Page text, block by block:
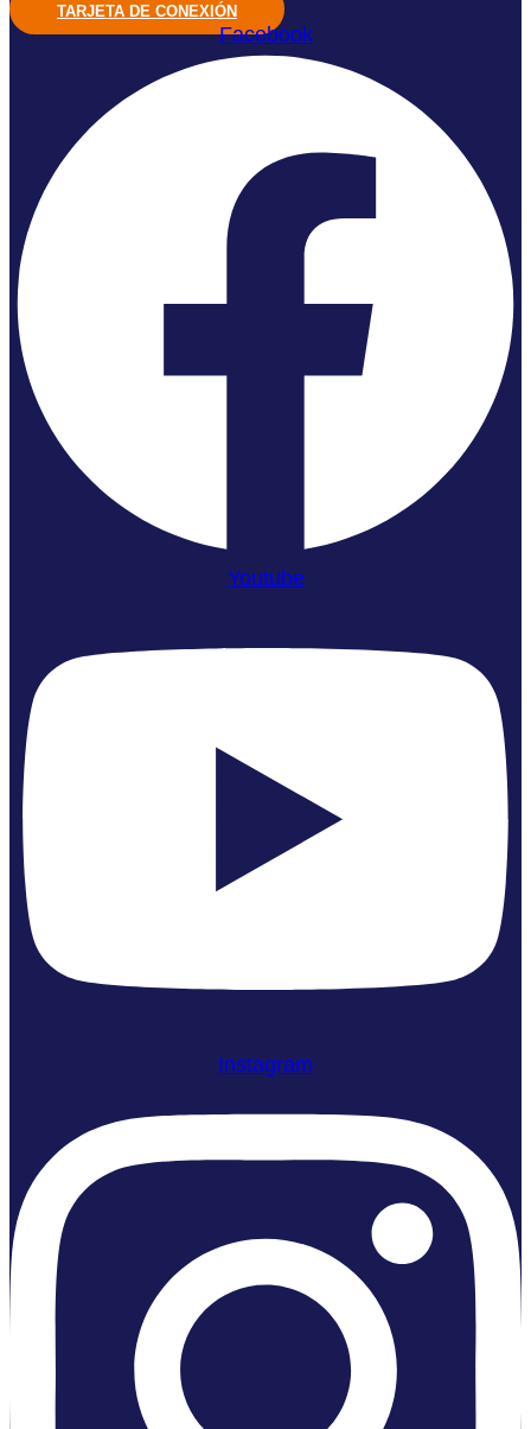
TARJETA DE CONEXIÓN
Facebook
Youtube
Instagram